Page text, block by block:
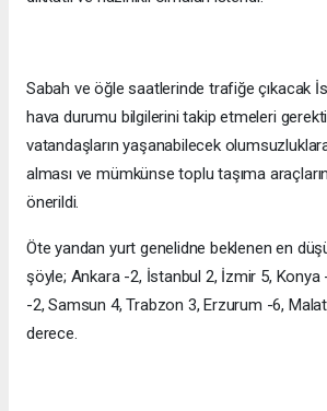
Sabah ve öğle saatlerinde trafiğe çıkacak
hava durumu bilgilerini takip etmeleri
vatandaşların yaşanabilecek
alması ve mümkünse toplu taşıma
önerildi.
Öte yandan yurt genelidne beklenen en
şöyle; Ankara -2, İstanbul 2, İzmir 5, Konya
-2, Samsun 4, Trabzon 3, Erzurum -6,
derece.